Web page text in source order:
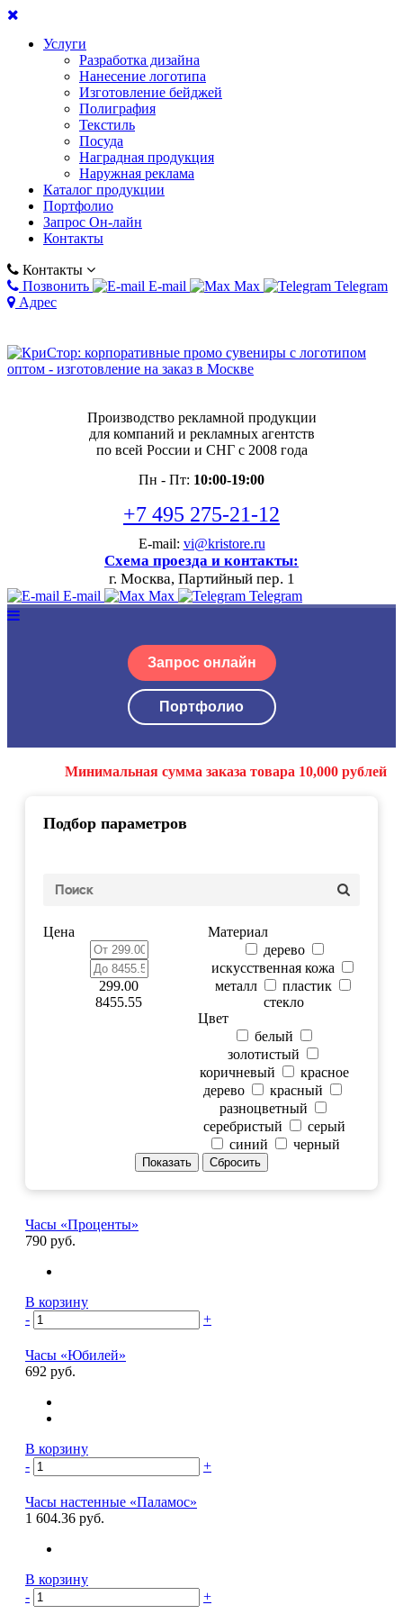
Услуги
Разработка дизайна
Нанесение логотипа
Изготовление бейджей
Полиграфия
Текстиль
Посуда
Наградная продукция
Наружная реклама
Каталог продукции
Портфолио
Запрос Он-лайн
Контакты
Контакты
Позвонить
E-mail Max
Telegram
Адрес
Производство рекламной продукции
для компаний и рекламных агентств
по всей России и СНГ с 2008 года
Пн - Пт: 10:00-19:00
+7 495 275-21-12
E-mail: vi@kristore.ru
Схема проезда и контакты:
г. Москва, Партийный пер. 1
E-mail Max Telegram
Запрос онлайн
Портфолио
Минимальная сумма заказа товара 10,000 рублей
Подбор параметров
Цена
299.00
8455.55
Материал
дерево
искусственная кожа
металл
пластик
стекло
Цвет
белый
золотистый
коричневый
красное
дерево
красный
разноцветный
серебристый
серый
синий
черный
Часы «Проценты»
790 руб.
В корзину
-
+
Часы «Юбилей»
692 руб.
В корзину
-
+
Часы настенные «Паламос»
1 604.36 руб.
В корзину
-
+